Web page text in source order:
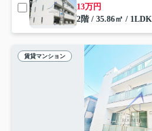
13万円
2階 / 35.86㎡ / 1LDK
賃貸マンション